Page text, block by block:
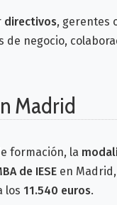
directivos, gerentes
negocio,
Madrid
formación, la
de IESE en
los 11.540 euros.